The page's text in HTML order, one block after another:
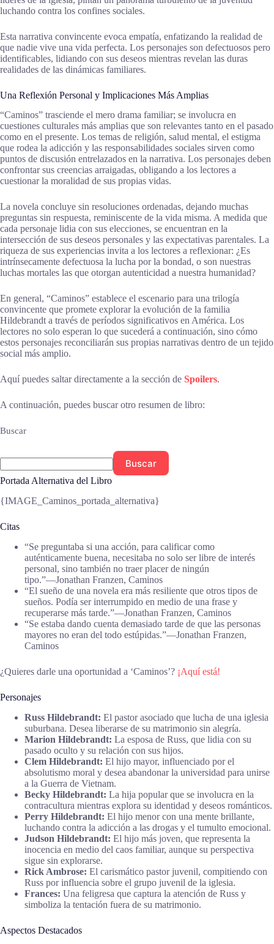
luchando contra los confines sociales.
Esta narrativa convincente evoca empatía, enfatizando la realidad de
que nadie vive una vida perfecta. Los personajes son defectuosos pero
identificables, lidiando con sus deseos mientras revelan las duras
realidades de las dinámicas familiares.
Una Reflexión Personal y Implicaciones Más Amplias
“Caminos” trasciende el mero drama familiar; se involucra en
cuestiones culturales más amplias que son relevantes tanto en el pasado
como en el presente. Los temas de religión, salud mental, el estigma
que rodea la adicción y las responsabilidades sociales sirven como
puntos de discusión entrelazados en la narrativa. Los personajes deben
confrontar sus creencias arraigadas, obligando a los lectores a
cuestionar la moralidad de sus propias vidas.
La novela concluye sin resoluciones ordenadas, dejando muchas
preguntas sin respuesta, reminiscente de la vida misma. A medida que
cada personaje lidia con sus elecciones, se encuentran en la
intersección de sus deseos personales y las expectativas parentales. La
riqueza de sus experiencias invita a los lectores a reflexionar: ¿Es
intrínsecamente defectuosa la lucha por la bondad, o son nuestras
luchas mortales las que otorgan autenticidad a nuestra humanidad?
En general, “Caminos” establece el escenario para una trilogía
convincente que promete explorar la evolución de la familia
Hildebrandt a través de períodos significativos en América. Los
lectores no solo esperan lo que sucederá a continuación, sino cómo
estos personajes reconciliarán sus propias narrativas dentro de un tejido
social más amplio.
Aquí puedes saltar directamente a la sección de Spoilers.
A continuación, puedes buscar otro resumen de libro:
Buscar
Buscar
Portada Alternativa del Libro
{IMAGE_Caminos_portada_alternativa}
Citas
“Se preguntaba si una acción, para calificar como
auténticamente buena, necesitaba no solo ser libre de interés
personal, sino también no traer placer de ningún
tipo.”―Jonathan Franzen, Caminos
“El sueño de una novela era más resiliente que otros tipos de
sueños. Podía ser interrumpido en medio de una frase y
recuperarse más tarde.”―Jonathan Franzen, Caminos
“Se estaba dando cuenta demasiado tarde de que las personas
mayores no eran del todo estúpidas.”―Jonathan Franzen,
Caminos
¿Quieres darle una oportunidad a ‘Caminos’? ¡Aquí está!
Personajes
Russ Hildebrandt: El pastor asociado que lucha de una iglesia
suburbana. Desea liberarse de su matrimonio sin alegría.
Marion Hildebrandt: La esposa de Russ, que lidia con su
pasado oculto y su relación con sus hijos.
Clem Hildebrandt: El hijo mayor, influenciado por el
absolutismo moral y desea abandonar la universidad para unirse
a la Guerra de Vietnam.
Becky Hildebrandt: La hija popular que se involucra en la
contracultura mientras explora su identidad y deseos románticos.
Perry Hildebrandt: El hijo menor con una mente brillante,
luchando contra la adicción a las drogas y el tumulto emocional.
Judson Hildebrandt: El hijo más joven, que representa la
inocencia en medio del caos familiar, aunque su perspectiva
sigue sin explorarse.
Rick Ambrose: El carismático pastor juvenil, compitiendo con
Russ por influencia sobre el grupo juvenil de la iglesia.
Frances: Una feligresa que captura la atención de Russ y
simboliza la tentación fuera de su matrimonio.
Aspectos Destacados